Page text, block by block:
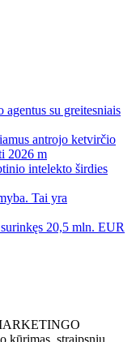
agentus su greitesniais
antrojo ketvirčio
2026 m
intelekto širdies
Tai yra
20,5 mln. EUR